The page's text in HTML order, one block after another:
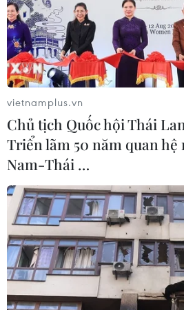
Quốc tế lao động 1/5.
Nhiều con phố của Hà Nội rực rỡ
mừng sự kiện trọng đại. (Ảnh:
vietnamplus.vn
Chủ tịch Quốc hội Thái
Triển lãm 50 năm quan hệ
Nam-Thái …